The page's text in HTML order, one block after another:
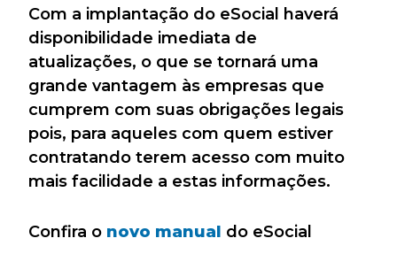
Com a implantação do eSocial haverá
disponibilidade imediata de
atualizações, o que se tornará uma
grande vantagem às empresas que
cumprem com suas obrigações legais
pois, para aqueles com quem estiver
contratando terem acesso com muito
mais facilidade a estas informações.
Confira o novo manual do eSocial